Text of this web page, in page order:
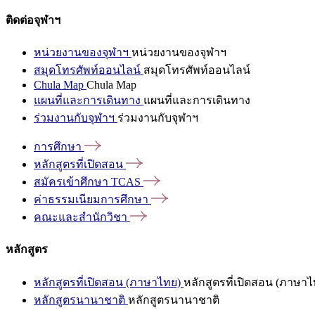
ติดต่อจุฬาฯ
หน่วยงานของจุฬาฯ หน่วยงานของจุฬาฯ
สมุดโทรศัพท์ออนไลน์ สมุดโทรศัพท์ออนไลน์
Chula Map Chula Map
แผนที่และการเดินทาง แผนที่และการเดินทาง
ร่วมงานกับจุฬาฯ ร่วมงานกับจุฬาฯ
การศึกษา
หลักสูตรที่เปิดสอน
สมัครเข้าศึกษา TCAS
ค่าธรรมเนียมการศึกษา
คณะและสำนักวิชา
หลักสูตร
หลักสูตรที่เปิดสอน (ภาษาไทย) หลักสูตรที่เปิดสอน (ภาษาไ
หลักสูตรนานาชาติ หลักสูตรนานาชาติ